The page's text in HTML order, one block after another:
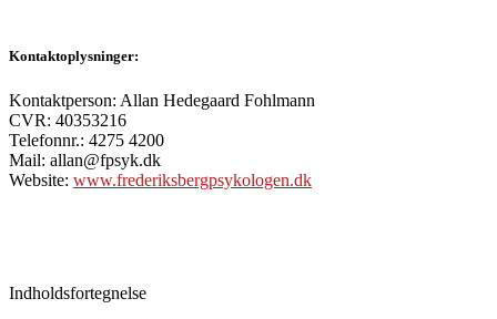
Kontaktoplysninger:
Kontaktperson: Allan Hedegaard Fohlmann
CVR: 40353216
Telefonnr.: 4275 4200
Mail: allan@fpsyk.dk
Website: www.frederiksbergpsykologen.dk
Indholdsfortegnelse